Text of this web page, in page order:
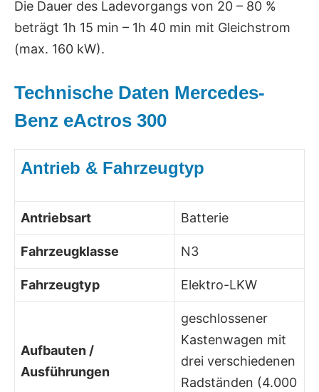
Die Dauer des Ladevorgangs von 20 – 80 %
beträgt 1h 15 min – 1h 40 min mit Gleichstrom
(max. 160 kW).
Technische Daten Mercedes-
Benz eActros 300
Antrieb & Fahrzeugtyp
Antriebsart Batterie
Fahrzeugklasse N3
Fahrzeugtyp Elektro-LKW
Aufbauten /
Ausführungen
geschlossener
Kastenwagen mit
drei verschiedenen
Radständen (4.000